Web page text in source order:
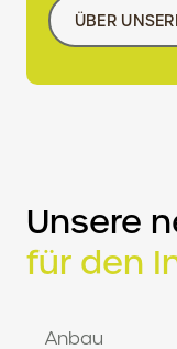
ÜBER
Unsere
für den
Anbau